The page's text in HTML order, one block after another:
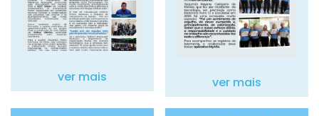
ver mais ver mais